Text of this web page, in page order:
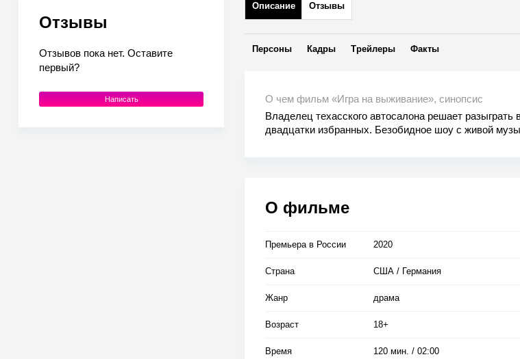
Отзывы
Отзывов пока нет. Оставите
первый?
Написать
Описание Отзывы
Персоны Кадры Трейлеры Факты
О чем фильм «Игра на выживание», синопсис
Владелец техасского автосалона решает разыграть
двадцатки избранных. Безобидное шоу с живой
О фильме
Премьера в Росcии 2020
Страна США / Германия
Жанр драма
Возраст 18+
Время 120 мин. / 02:00